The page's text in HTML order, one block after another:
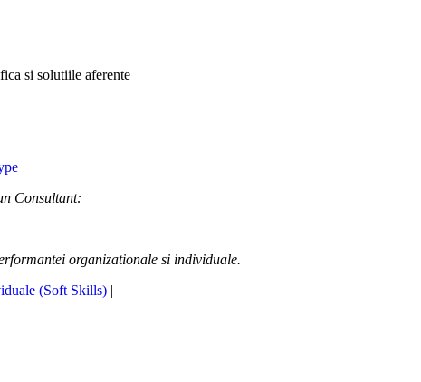
si solutiile aferente
Consultant:
organizationale si individuale.
(Soft Skills) |